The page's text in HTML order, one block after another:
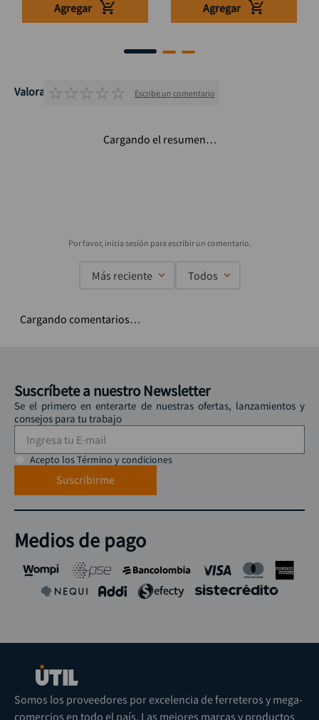
Agregar
Agregar
Valoraciones
☆☆☆☆☆ Escribe un comentario
Cargando el resumen…
Más reciente Todos
Cargando comentarios…
Suscríbete a nuestro Newsletter
Se el primero en enterarte de nuestras ofertas, lanzamientos y
consejos para tu trabajo
Acepto los Término y condiciones
Suscribirme
Medios de pago
Somos los proveedores por excelencia de ferreteros y mega-
comercios en todo el país. Las mejores marcas y productos